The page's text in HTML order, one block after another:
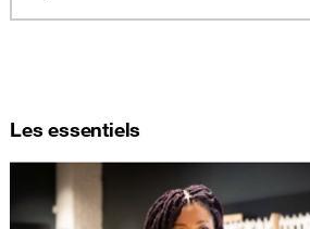
Les essentiels